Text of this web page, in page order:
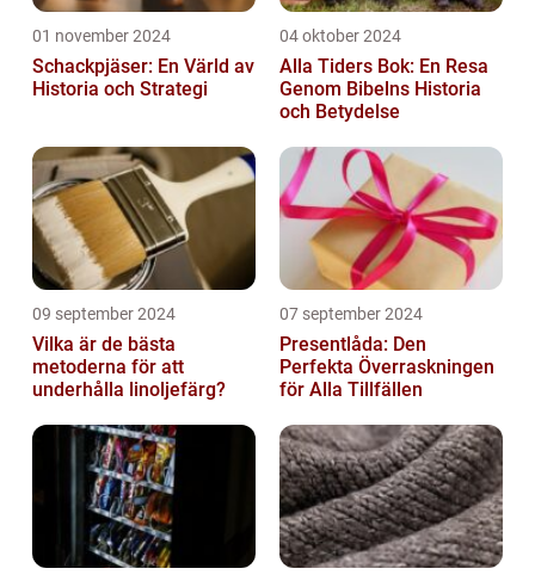
01 november 2024
Schackpjäser: En Värld av
Historia och Strategi
04 oktober 2024
Alla Tiders Bok: En Resa
Genom Bibelns Historia
och Betydelse
09 september 2024
Vilka är de bästa
metoderna för att
underhålla linoljefärg?
07 september 2024
Presentlåda: Den
Perfekta Överraskningen
för Alla Tillfällen